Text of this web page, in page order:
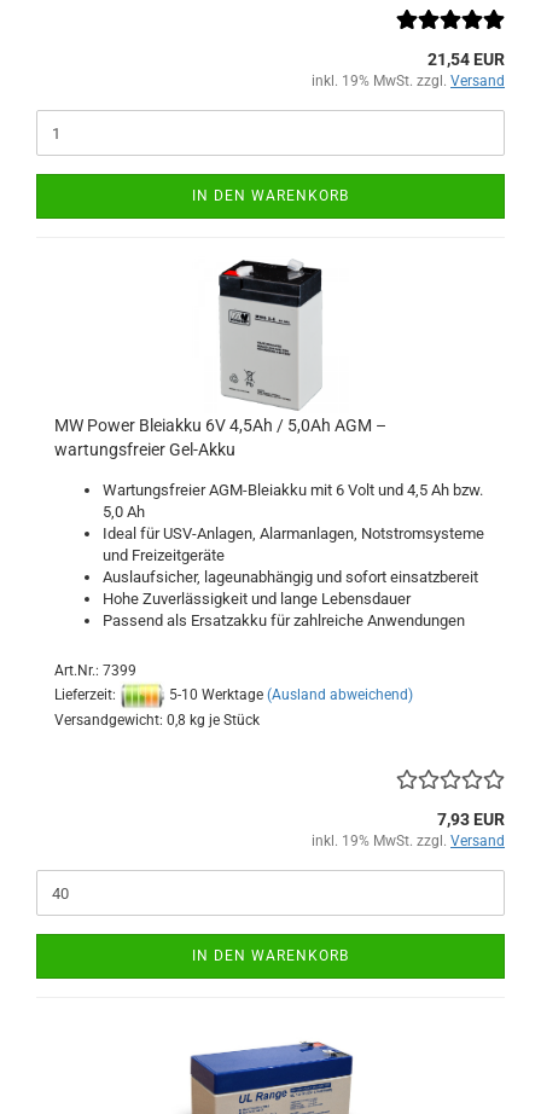
21,54 EUR
inkl. 19% MwSt. zzgl. Versand
IN DEN WARENKORB
MW Power Bleiakku 6V 4,5Ah / 5,0Ah AGM –
wartungsfreier Gel-Akku
Wartungsfreier AGM-Bleiakku mit 6 Volt und 4,5 Ah bzw.
5,0 Ah
Ideal für USV-Anlagen, Alarmanlagen, Notstromsysteme
und Freizeitgeräte
Auslaufsicher, lageunabhängig und sofort einsatzbereit
Hohe Zuverlässigkeit und lange Lebensdauer
Passend als Ersatzakku für zahlreiche Anwendungen
Art.Nr.: 7399
Lieferzeit:
5-10 Werktage (Ausland abweichend)
Versandgewicht: 0,8 kg je Stück
7,93 EUR
inkl. 19% MwSt. zzgl. Versand
IN DEN WARENKORB